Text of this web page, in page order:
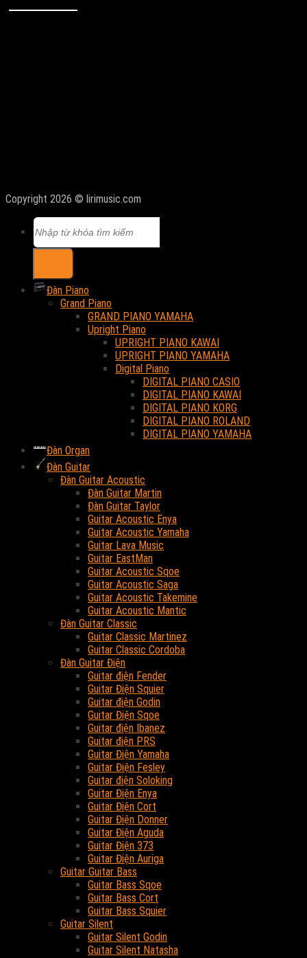
Copyright 2026 © lirimusic.com
Tìm
kiếm:
Đàn Piano
Grand Piano
GRAND PIANO YAMAHA
Upright Piano
UPRIGHT PIANO KAWAI
UPRIGHT PIANO YAMAHA
Digital Piano
DIGITAL PIANO CASIO
DIGITAL PIANO KAWAI
DIGITAL PIANO KORG
DIGITAL PIANO ROLAND
DIGITAL PIANO YAMAHA
Đàn Organ
Đàn Guitar
Đàn Guitar Acoustic
Đàn Guitar Martin
Đàn Guitar Taylor
Guitar Acoustic Enya
Guitar Acoustic Yamaha
Guitar Lava Music
Guitar EastMan
Guitar Acoustic Sqoe
Guitar Acoustic Saga
Guitar Acoustic Takemine
Guitar Acoustic Mantic
Đàn Guitar Classic
Guitar Classic Martinez
Guitar Classic Cordoba
Đàn Guitar Điện
Guitar điện Fender
Guitar Điện Squier
Guitar điện Godin
Guitar Điện Sqoe
Guitar điện Ibanez
Guitar điện PRS
Guitar Điện Yamaha
Guitar Điện Fesley
Guitar điện Soloking
Guitar Điện Enya
Guitar Điện Cort
Guitar Điện Donner
Guitar Điện Aguda
Guitar Điện 373
Guitar Điện Auriga
Guitar Guitar Bass
Guitar Bass Sqoe
Guitar Bass Cort
Guitar Bass Squier
Guitar Silent
Guitar Silent Godin
Guitar Silent Natasha